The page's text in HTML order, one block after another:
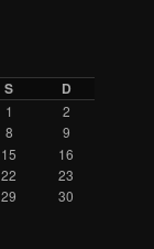
S D
1
2
8
9
15
16
22
23
29
30